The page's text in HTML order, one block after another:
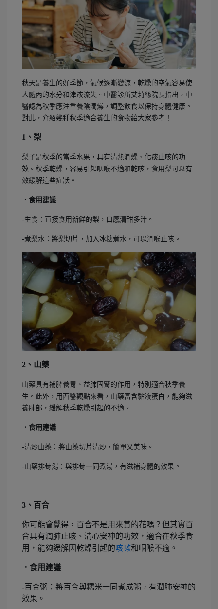
秋天是養生的好季節，氣候逐漸變涼，乾燥的空氣容易使
人體內的水分和津液流失。中醫診所艾莉絲院長指出，中
醫認為秋季應注重養陰潤燥，調整飲食以保持身體健康。
對此，介紹幾種秋季適合養生的食物給大家參考！
1、梨
梨子是秋季的當季水果，具有清熱潤燥、化痰止咳的功
效。秋季乾燥，容易引起咽喉不適和乾咳，食用梨可以有
效緩解這些症狀。
．食用建議
-生食：直接食用新鮮的梨，口感清甜多汁。
-煮梨水：將梨切片，加入冰糖煮水，可以潤喉止咳。
2、山藥
山藥具有補脾養胃、益肺固腎的作用，特別適合秋季養
生。此外，用西醫觀點來看，山藥富含黏液蛋白，能夠滋
養肺部，緩解秋季乾燥引起的不適。
．食用建議
-清炒山藥：將山藥切片清炒，簡單又美味。
-山藥排骨湯：與排骨一同煮湯，有滋補身體的效果。
3、百合
你可能會覺得，百合不是用來賞的花嗎？但其實百
合具有潤肺止咳、清心安神的功效，適合在秋季食
用，能夠緩解因乾燥引起的咳嗽和咽喉不適。
．食用建議
-百合粥：將百合與糯米一同煮成粥，有潤肺安神的
效果。